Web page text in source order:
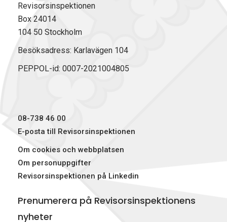
Revisorsinspektionen
Box 24014
104 50 Stockholm
Besöksadress: Karlavägen 104
PEPPOL-id: 0007-2021004805
08-738 46 00
E-posta till Revisorsinspektionen
Om cookies och webbplatsen
Om personuppgifter
Revisorsinspektionen på Linkedin
Prenumerera på Revisorsinspektionens
nyheter